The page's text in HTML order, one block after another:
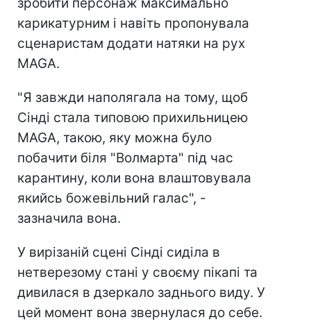
зробити персонаж максимально
карикатурним і навіть пропонувала
сценаристам додати натяки на рух
MAGA.
"Я завжди наполягала на тому, щоб
Сінді стала типовою прихильницею
MAGA, такою, яку можна було
побачити біля "Волмарта" під час
карантину, коли вона влаштовувала
якийсь божевільний галас", -
зазначила вона.
У вирізаній сцені Сінді сиділа в
нетверезому стані у своєму пікапі та
дивилася в дзеркало заднього виду. У
цей момент вона звернулася до себе.